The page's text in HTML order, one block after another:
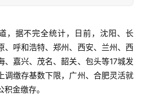
，据不完全统计，日前，沈阳、长
、呼和浩特、郑州、西安、兰州、西
、嘉兴、茂名、韶关、包头等17城发
调缴存基数下限，广州、合肥灵活就
金缴存。